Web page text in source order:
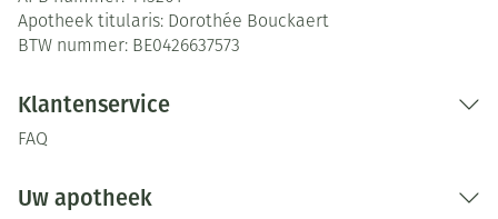
Apotheek titularis: Dorothée Bouckaert
BTW nummer: BE0426637573
Klantenservice
FAQ
Uw apotheek